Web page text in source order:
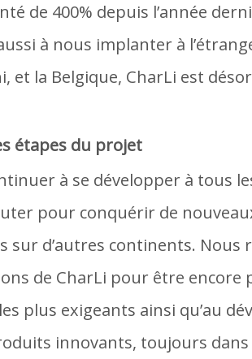
de 400% depuis l’année
à nous implanter à
et la Belgique, CharLi est
étapes du projet
à se développer à tous
pour conquérir de
sur d’autres continents. Nous
de CharLi pour être encore
plus exigeants ainsi qu’au
innovants, toujours dans